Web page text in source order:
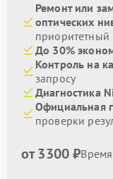
Ремонт или
оптических
приоритетный
До 30%
Контроль на
запросу
Диагностика
Официальная
проверки
от 3300 ₽